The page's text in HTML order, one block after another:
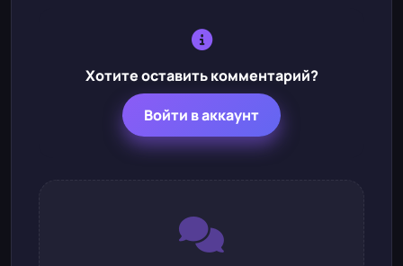
Хотите оставить комментарий?
Войти в аккаунт